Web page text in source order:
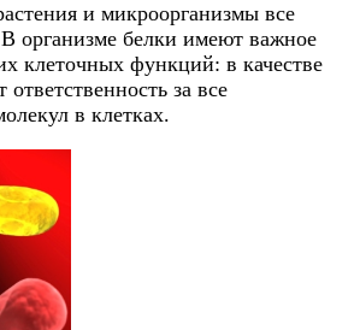
и микроорганизмы все
В организме белки имеют важное
клеточных функций: в качестве
за все
в клетках.